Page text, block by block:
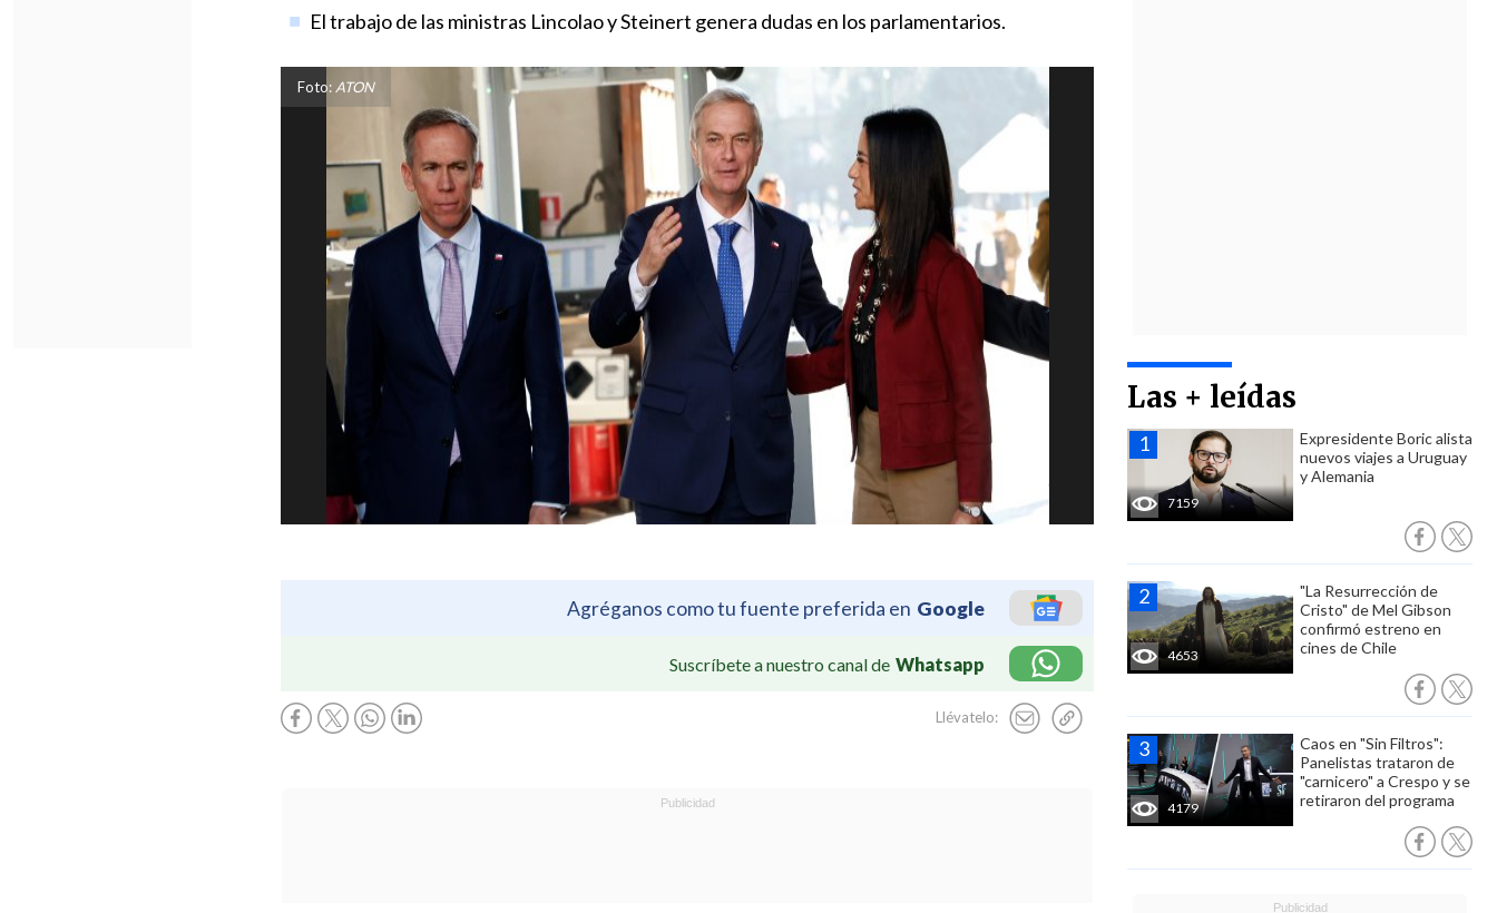
El trabajo de las ministras Lincolao y Steinert genera dudas en los parlamentarios.
Foto: ATON
Agréganos como tu fuente preferida en Google
Suscríbete a nuestro canal de Whatsapp
Llévatelo:
Las + leídas
7159
Expresidente Boric alista
nuevos viajes a Uruguay
y Alemania
4653
"La Resurrección de
Cristo" de Mel Gibson
confirmó estreno en
cines de Chile
4179
Caos en "Sin Filtros":
Panelistas trataron de
"carnicero" a Crespo y se
retiraron del programa